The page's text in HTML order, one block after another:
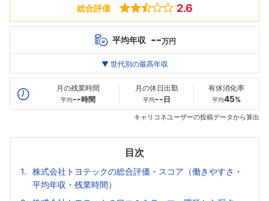
総合評価 2.6
平均年収 --万円
最高年収
20代
--万
30代
496万
--万
▼ 世代別の最高年収
月の残業時間
平均--時間
月の休日出勤
平均-- 日
有休消化率
平均45%
キャリコネユーザーの投稿データから算出
目次
株式会社トヨテックの総合評価・スコア（働きやすさ・
平均年収・残業時間）